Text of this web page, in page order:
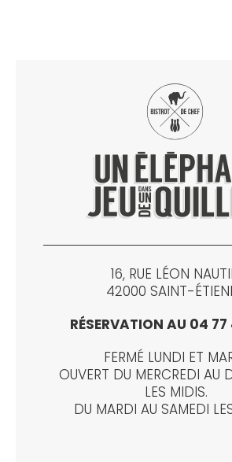
16, RUE LÉON
42000 SAINT-
RÉSERVATION AU 04 77
FERMÉ LUNDI ET
OUVERT DU MERCREDI AU
LES MIDIS.
DU MARDI AU SAMEDI